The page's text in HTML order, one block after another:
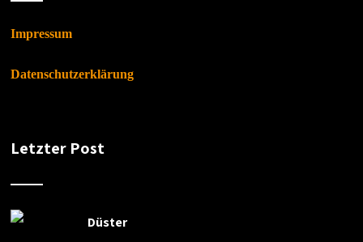
Impressum
Datenschutzerklärung
Letzter Post
Düster